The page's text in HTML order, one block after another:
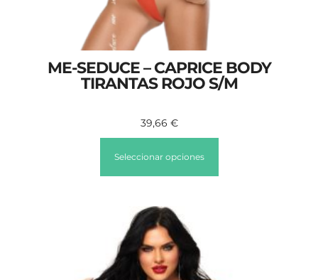
ME-SEDUCE – CAPRICE BODY
TIRANTAS ROJO S/M
39,66 €
Seleccionar opciones